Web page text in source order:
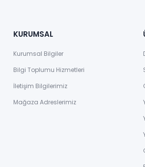
KURUMSAL
Kurumsal Bilgiler
Bilgi Toplumu Hizmetleri
İletişim Bilgilerimiz
Mağaza Adreslerimiz